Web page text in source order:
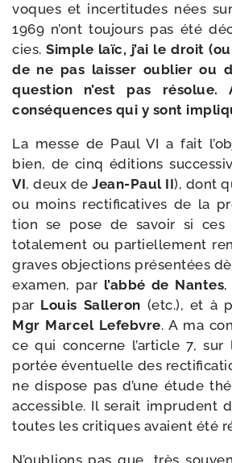
voques et incer­ti­tudes nées
1969 n’ont tou­jours pas été
cies. Simple laïc, j’ai le droit
de ne pas lais­ser oublier ou
ques­tion n’est pas réso­lue.
consé­quences qui y sont
La messe de Paul VI a fait
bien, de cinq édi­tions
VI, deux deJean-​Paul II), dont
ou moins rec­ti­fi­ca­tives de la
tion se pose de savoir si ces
tota­le­ment ou par­tiel­le­ment
graves objec­tions pré­sen­tées
exa­men, par l’ab­bé de Nantes,
par Louis Salleron (etc.), et à
Mgr Marcel Lefebvre. A ma
ce qui concerne l’ar­ticle 7, sur
por­tée éven­tuelle des
ne dis­pose pas d’une étude
acces­sible. Il serait impru­dent
toutes les cri­tiques avaient été
N’oublions pas que, très